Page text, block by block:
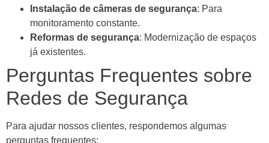
Instalação de câmeras de segurança: Para
monitoramento constante.
Reformas de segurança: Modernização de espaços
já existentes.
Perguntas Frequentes sobre
Redes de Segurança
Para ajudar nossos clientes, respondemos algumas
perguntas frequentes: